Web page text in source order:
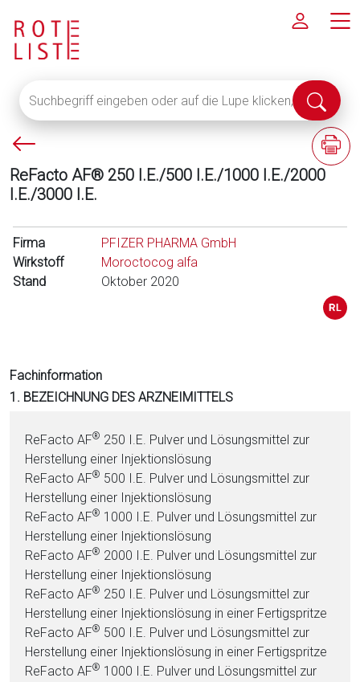
eingeben
oder
auf
die
Lupe
klicken,
um
alle
Fachinformationen
anzuzeigen
Suche
P
e
i
l
i
n
ReFacto AF® 250 I.E./500 I.E./1000 I.E./2000
I.E./3000 I.E.
F
a
r
m
Firma
PFIZER PHARMA GmbH
Wirkstoff
Moroctocog alfa
Stand
Oktober 2020
Fachinformation
1. BEZEICHNUNG DES ARZNEIMITTELS
ReFacto AF® 250 I.E. Pul­ver und Lö­sungs­mit­tel zur
Herstellung ei­ner In­jektionslösung
ReFacto AF® 500 I.E. Pul­ver und Lö­sungs­mit­tel zur
Herstellung ei­ner In­jektionslösung
ReFacto AF® 1000 I.E. Pul­ver und Lö­sungs­mit­tel zur
Herstellung ei­ner In­jektionslösung
ReFacto AF® 2000 I.E. Pul­ver und Lö­sungs­mit­tel zur
Herstellung ei­ner In­jektionslösung
ReFacto AF® 250 I.E. Pul­ver und Lö­sungs­mit­tel zur
Herstellung ei­ner In­jektionslösung in ei­ner Fertigspritze
ReFacto AF® 500 I.E. Pul­ver und Lö­sungs­mit­tel zur
Herstellung ei­ner In­jektionslösung in ei­ner Fertigspritze
ReFacto AF® 1000 I.E. Pul­ver und Lö­sungs­mit­tel zur